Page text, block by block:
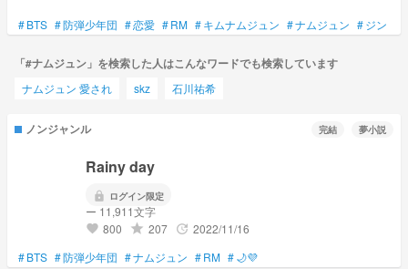
#BTS #防弾少年団 #恋愛 #RM #キムナムジュン #ナムジュン #ジン
「#ナムジュン」を検索した人はこんなワードでも検索しています
ナムジュン 愛され skz 石川祐希
ノンジャンル 完結 夢小説
Rainy day
lock ログイン限定
ー 11,911文字
favorite 800 grade 207 update 2022/11/16
#BTS #防弾少年団 #ナムジュン #RM #🌙💜